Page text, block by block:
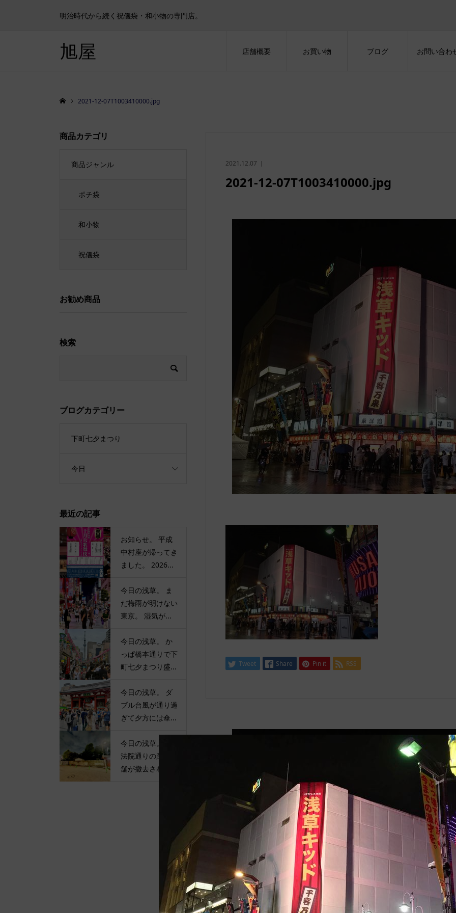
明治時代から続く祝儀袋・和小物の専門店。
旭屋 店舗概要 お買い物 ブログ お問い合わ
2021-12-07T1003410000.jpg
2021.12.07
2021-12-07T1003410000.jpg
Tweet Share Pin it RSS
商品カテゴリ
商品ジャンル
ポチ袋
和小物
祝儀袋
お勧め商品
検索
ブログカテゴリー
下町七夕まつり
今日
最近の記事
お知らせ。 平成
中村座が帰ってき
ました。 2026...
今日の浅草。 ま
だ梅雨が明けない
東京。 湿気が...
今日の浅草。 か
っぱ橋本通りで下
町七夕まつり盛...
今日の浅草。 ダ
ブル台風が通り過
ぎて夕方には傘...
今日の浅草。 伝
法院通りの路上店
舗が撤去されて...